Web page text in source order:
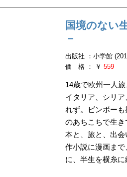
国境のない
－
出版社 ：小学館
価 格 ： ￥559
14歳で欧州一人
イタリア、シリ
れず。ビンボー
のあちこちで生
本と、旅と、出
作小説に漫画ま
に、半生を横糸